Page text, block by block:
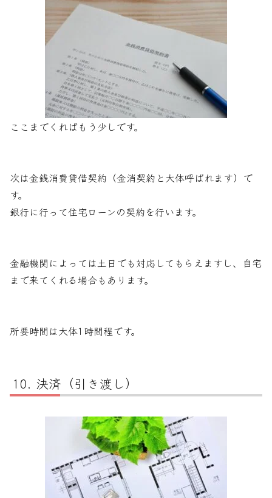
ここまでくればもう少しです。
次は金銭消費貸借契約（金消契約と大体呼ばれます）で
す。
銀行に行って住宅ローンの契約を行います。
金融機関によっては土日でも対応してもらえますし、自宅
まで来てくれる場合もあります。
所要時間は大体1時間程です。
決済（引き渡し）